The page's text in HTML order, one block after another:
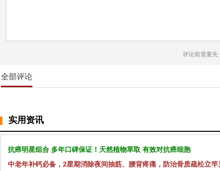
评论前需要先
全部评论
实用资讯
抗癌明星组合 多年口碑保证！天然植物萃取 有效对抗癌细胞
中老年补钙必备，2星期消除夜间抽筋、腰背疼痛，防治骨质疏松立竿